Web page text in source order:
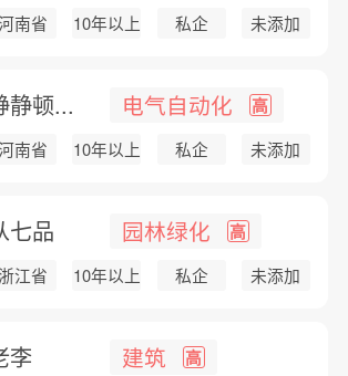
南省 10年以上 私企 未添加
静顿... 电气自动化 高
南省 10年以上 私企 未添加
七品 园林绿化 高
浙江省 10年以上 私企 未添加
李 建筑 高